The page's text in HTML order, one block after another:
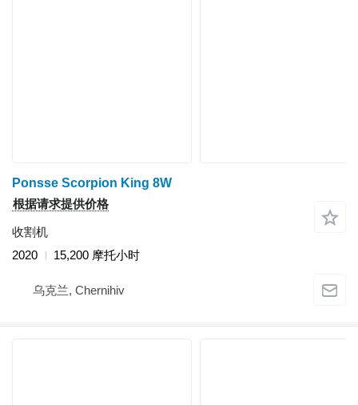
Ponsse Scorpion King 8W
根据请求提供价格
收割机
2020
15,200 摩托小时
乌克兰, Chernihiv